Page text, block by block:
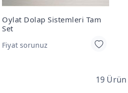
Oylat Dolap Sistemleri Tam
Set
Fiyat sorunuz
19 Ürün